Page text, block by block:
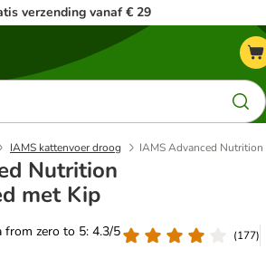
verzending vanaf € 29
IAMS kattenvoer droog IAMS Advanced
Nutrition
met Kip
from zero to 5: 4.3/5
(177)